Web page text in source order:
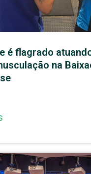
é flagrado
na